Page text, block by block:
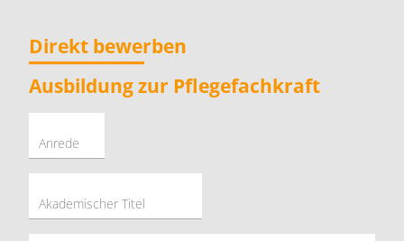
Direkt bewerben
Ausbildung zur Pflegefachkraft
Anrede
Akademischer Titel